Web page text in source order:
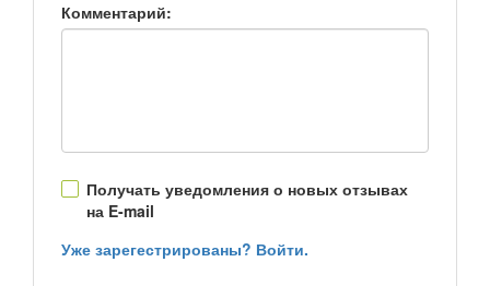
Комментарий:
Получать уведомления о новых отзывах
на E-mail
Уже зарегестрированы? Войти.